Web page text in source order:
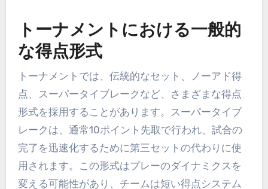
トーナメントにおける一般的
な得点形式
トーナメントでは、伝統的なセット、ノーアド得
点、スーパータイブレークなど、さまざまな得点
形式を採用することがあります。スーパータイブ
レークは、通常10ポイント先取で行われ、試合の
完了を迅速化するために第三セットの代わりに使
用されます。この形式はプレーのダイナミクスを
変える可能性があり、チームは短い得点システム